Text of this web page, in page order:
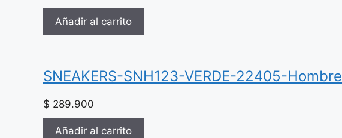
Añadir al carrito
SNEAKERS-SNH123-VERDE-22405-Hombre
$ 289.900
Añadir al carrito